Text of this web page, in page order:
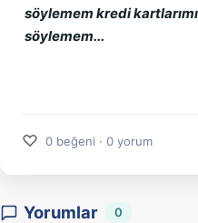
söylemem kredi
söylemem...
♡ 0 beğeni · 0 yorum
Yorumlar 0